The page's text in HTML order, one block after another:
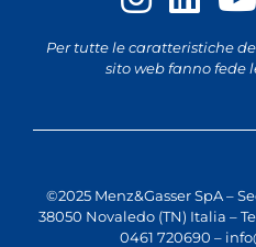
Per tutte le caratteristiche
sito web fanno fede
©2025 Menz&Gasser SpA –
38050 Novaledo (TN) Italia –
0461 720690 –